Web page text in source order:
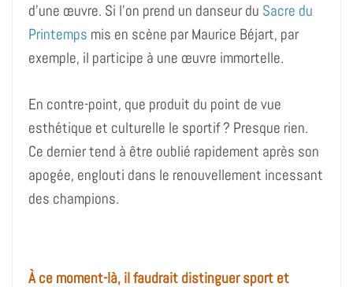
d’une œuvre. Si l’on prend un danseur du Sacre du
Printemps mis en scène par Maurice Béjart, par
exemple, il participe à une œuvre immortelle.
En contre-point, que produit du point de vue
esthétique et culturelle le sportif ? Presque rien.
Ce dernier tend à être oublié rapidement après son
apogée, englouti dans le renouvellement incessant
des champions.
À ce moment-là, il faudrait distinguer sport et